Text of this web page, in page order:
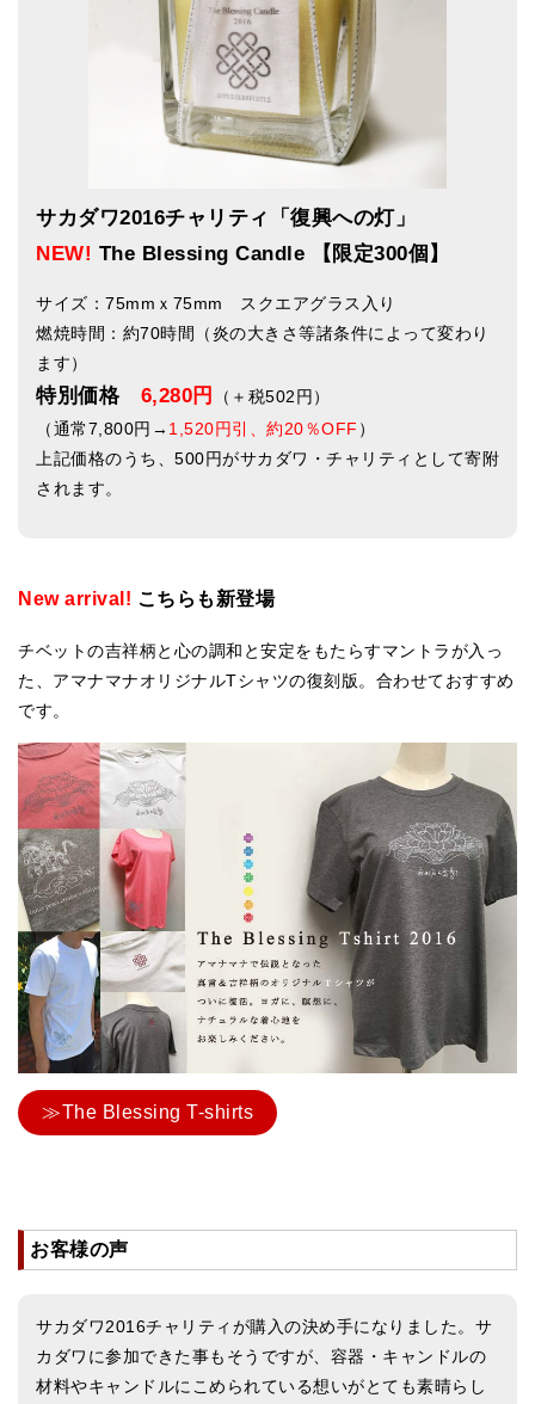
サカダワ2016チャリティ「復興への灯」
NEW! The Blessing Candle 【限定300個】
サイズ：75mmｘ75mm スクエアグラス入り
燃焼時間：約70時間（炎の大きさ等諸条件によって変わり
ます）
特別価格 6,280円
（＋税502円）
（通常7,800円→ 1,520円引、約20％OFF ）
上記価格のうち、500円がサカダワ・チャリティとして寄附
されます。
New arrival! こちらも新登場
チベットの吉祥柄と心の調和と安定をもたらすマントラが入っ
た、アマナマナオリジナルTシャツの復刻版。合わせておすすめ
です。
≫The Blessing T-shirts
お客様の声
サカダワ2016チャリティが購入の決め手になりました。サ
カダワに参加できた事もそうですが、容器・キャンドルの
材料やキャンドルにこめられている想いがとても素晴らし